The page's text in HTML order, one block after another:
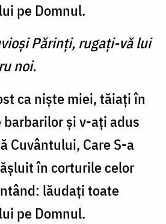
pe Domnul.
Părinţi, rugaţi-vă lui
noi.
ca nişte miei, tăiaţi în
şi v-aţi adus
Cuvântului, Care S-a
în corturile celor
lăudaţi toate
pe Domnul.